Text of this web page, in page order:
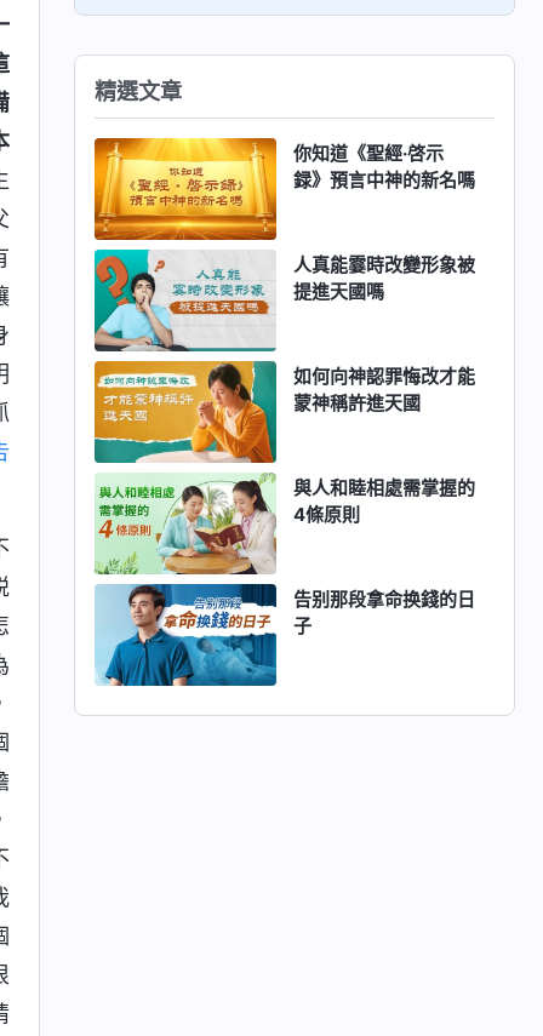
精選文章
你知道《聖經·啓示
録》預言中神的新名嗎
人真能霎時改變形象被
提進天國嗎
如何向神認罪悔改才能
蒙神稱許進天國
與人和睦相處需掌握的
4條原則
告别那段拿命换錢的日
子